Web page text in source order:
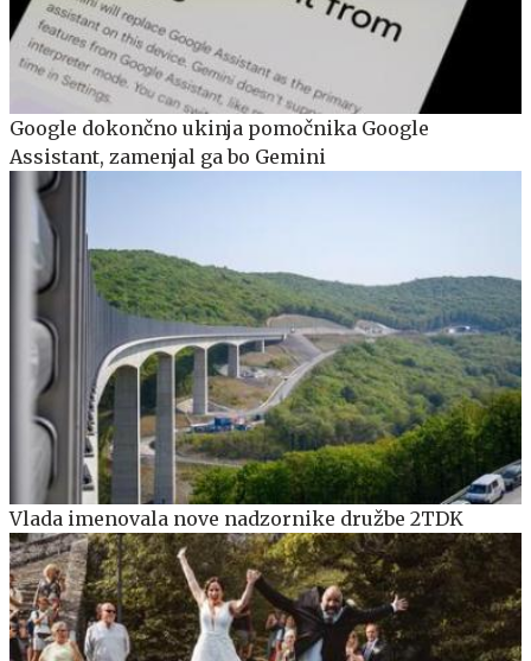
Google dokončno ukinja pomočnika Google
Assistant, zamenjal ga bo Gemini
Vlada imenovala nove nadzornike družbe 2TDK